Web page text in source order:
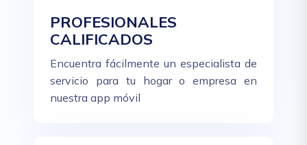
PROFESIONALES
CALIFICADOS
Encuentra fácilmente un especialista de
servicio para tu hogar o empresa en
nuestra app móvil